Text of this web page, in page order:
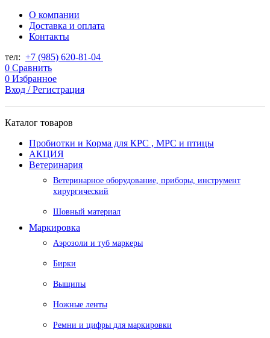
О компании
Доставка и оплата
Контакты
тел: +7 (985) 620-81-04
0 Сравнить
0 Избранное
Вход / Регистрация
Каталог товаров
Пробиотки и Корма для КРС , МРС и птицы
АКЦИЯ
Ветеринария
Ветеринарное оборудование, приборы, инструмент
хирургический
Шовный материал
Маркировка
Аэрозоли и туб маркеры
Бирки
Выщипы
Ножные ленты
Ремни и цифры для маркировки